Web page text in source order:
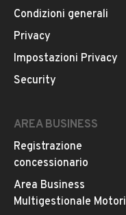
Condizioni generali
Privacy
Impostazioni Privacy
Security
AREA BUSINESS
Registrazione
concessionario
Area Business
Multigestionale Motori